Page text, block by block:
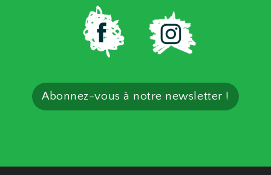
Abonnez-vous à notre newsletter !